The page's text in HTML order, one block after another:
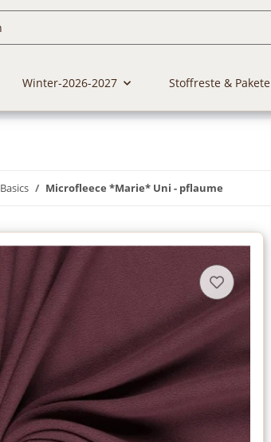
Winter-2026-2027 Stoffreste & Pakete
Basics Microfleece *Marie* Uni - pflaume